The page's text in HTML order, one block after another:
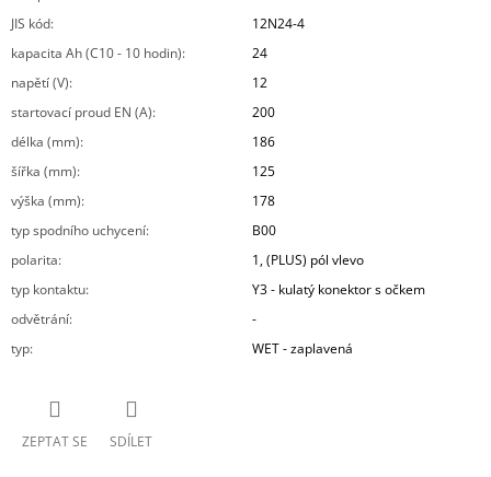
JIS kód:
12N24-4
kapacita Ah (C10 - 10 hodin):
24
napětí (V):
12
startovací proud EN (A):
200
délka (mm):
186
šířka (mm):
125
výška (mm):
178
typ spodního uchycení:
B00
polarita:
1, (PLUS) pól vlevo
typ kontaktu:
Y3 - kulatý konektor s očkem
odvětrání:
-
typ: WET - zaplavená
ZEPTAT SE SDÍLET